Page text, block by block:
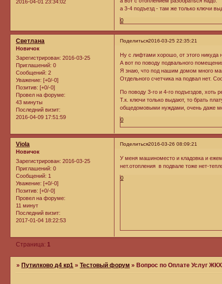
2016-04-01 23:34:02
а 3-4 подъезд - там же только ключи
0
Поделиться2016-03-25 22:35:21
Светлана
Новичок
Зарегистрирован: 2016-03-25
Приглашений: 0
Сообщений: 2
Уважение: [+0/-0]
Позитив: [+0/-0]
Провел на форуме:
43 минуты
Последний визит:
2016-04-09 17:51:59
Ну с лифтами хорошо, от этого никуда
А вот по поводу подвального
Я знаю, что под нашим домом много
Отдельного счетчика на подвал нет.
По поводу 3-го и 4-го подъездов, хоть
Т.к. ключи только выдают, то брать
общедомовыми нуждами, очень даже
0
Поделиться2016-03-26 08:09:21
Viola
Новичок
Зарегистрирован: 2016-03-25
Приглашений: 0
Сообщений: 1
Уважение: [+0/-0]
Позитив: [+0/-0]
Провел на форуме:
11 минут
Последний визит:
2017-01-04 18:22:53
У меня машиноместо и кладовка и
нет.отопления в подвале тоже нет-
0
Страница: 1
» Путилково д4 кр1 »Тестовый форум » Вопрос по Оплате Услуг ЖКХ